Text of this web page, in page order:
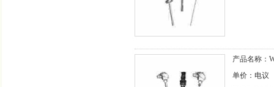
产品名称：
单价：电议